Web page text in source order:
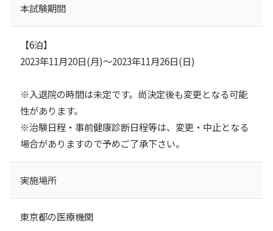
本試験期間
【6泊】
2023年11月20日(月)～2023年11月26日(日)
※入退院の時間は未定です。尚決定後も変更となる可能
性があります。
※治験日程・事前健康診断日程等は、変更・中止となる
場合がありますので予めご了承下さい。
実施場所
東京都の医療機関